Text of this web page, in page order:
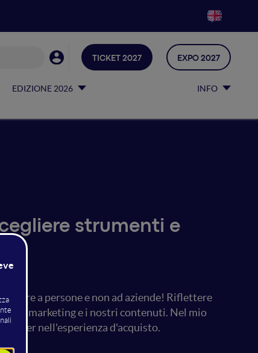
EDIZIONE 2026 INFO
TICKET 2027 EXPO 2027
strumenti e
a persone e non ad aziende! Riflettere
di marketing e i nostri contenuti. Nel mio
buyer nell'esperienza d'acquisto.